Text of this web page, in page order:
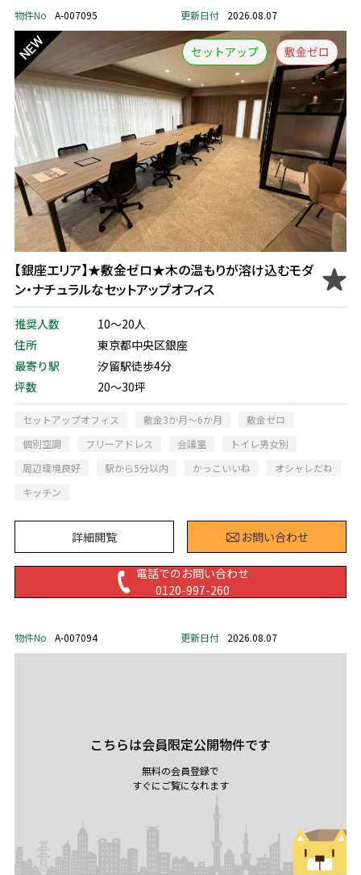
物件No A-007095 更新日付 2026.08.07
セットアップ 敷金ゼロ
【銀座エリア】★敷金ゼロ★木の温もりが溶け込むモダ
ン・ナチュラルなセットアップオフィス
推奨人数
10～20人
住所
東京都中央区銀座
最寄り駅
汐留駅徒歩4分
坪数
20～30坪
セットアップオフィス 敷金3か月～6か月
敷金ゼロ
個別空調
フリーアドレス 会議室
トイレ男女別
周辺環境良好
駅から5分以内 かっこいいね
オシャレだね
キッチン
詳細閲覧 お問い合わせ
電話でのお問い合わせ
0120-997-260
物件No A-007094 更新日付 2026.08.07
こちらは会員限定公開物件です
無料の会員登録で
すぐにご覧になれます